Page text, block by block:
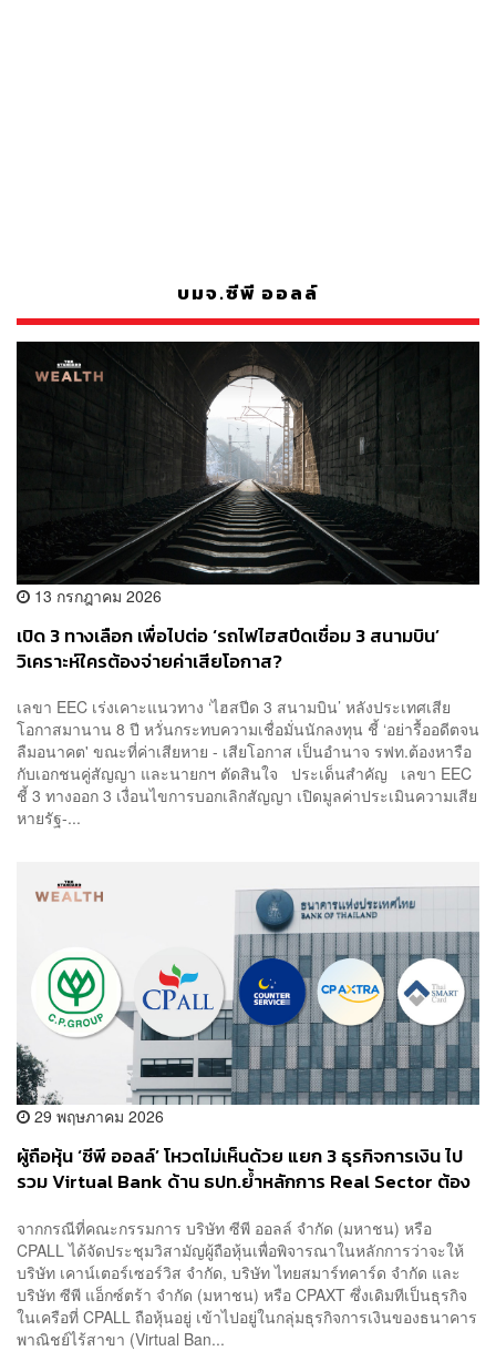
บมจ.ซีพี ออลล์
13 กรกฎาคม 2026
เปิด 3 ทางเลือก เพื่อไปต่อ ‘รถไฟไฮสปีดเชื่อม 3 สนามบิน’
วิเคราะห์ใครต้องจ่ายค่าเสียโอกาส?
เลขา EEC เร่งเคาะแนวทาง ‘ไฮสปีด 3 สนามบิน’ หลังประเทศเสีย
โอกาสมานาน 8 ปี หวั่นกระทบความเชื่อมั่นนักลงทุน ชี้ ‘อย่ารื้ออดีตจน
ลืมอนาคต' ขณะที่ค่าเสียหาย - เสียโอกาส เป็นอำนาจ รฟท.ต้องหารือ
กับเอกชนคู่สัญญา และนายกฯ ตัดสินใจ ประเด็นสำคัญ เลขา EEC
ชี้ 3 ทางออก 3 เงื่อนไขการบอกเลิกสัญญา เปิดมูลค่าประเมินความเสีย
หายรัฐ-...
29 พฤษภาคม 2026
ผู้ถือหุ้น ‘ซีพี ออลล์’ โหวตไม่เห็นด้วย แยก 3 ธุรกิจการเงิน ไป
รวม Virtual Bank ด้าน ธปท.ย้ำหลักการ Real Sector ต้อง
ใหม่
จากกรณีที่คณะกรรมการ บริษัท ซีพี ออลล์ จำกัด (มหาชน) หรือ
CPALL ได้จัดประชุมวิสามัญผู้ถือหุ้นเพื่อพิจารณาในหลักการว่าจะให้
บริษัท เคาน์เตอร์เซอร์วิส จำกัด, บริษัท ไทยสมาร์ทคาร์ด จำกัด และ
บริษัท ซีพี แอ็กซ์ตร้า จำกัด (มหาชน) หรือ CPAXT ซึ่งเดิมทีเป็นธุรกิจ
ในเครือที่ CPALL ถือหุ้นอยู่ เข้าไปอยู่ในกลุ่มธุรกิจการเงินของธนาคาร
พาณิชย์ไร้สาขา (Virtual Ban...